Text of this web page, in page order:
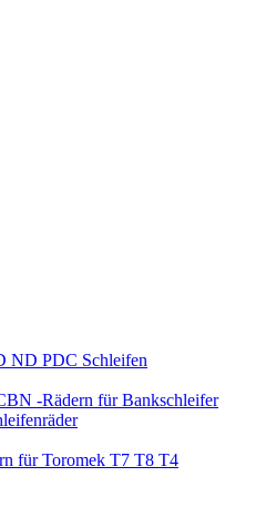
ND PDC Schleifen
-Rädern für Bankschleifer
für Toromek T7 T8 T4